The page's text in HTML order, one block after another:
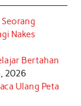
Nakes
Bertahan
2026
Ulang Peta